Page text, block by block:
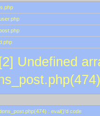
[2] Undefined
: eval()'d code